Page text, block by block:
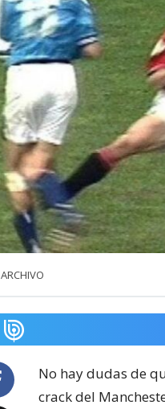
ARCHIVO
No hay dudas de
crack del